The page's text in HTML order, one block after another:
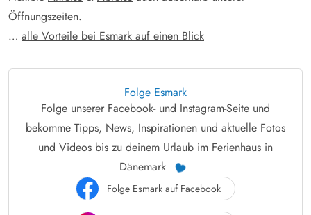
Öffnungszeiten.
… alle Vorteile bei Esmark auf einen Blick
Folge Esmark
Folge unserer Facebook- und Instagram-Seite und
bekomme Tipps, News, Inspirationen und aktuelle Fotos
und Videos bis zu deinem Urlaub im Ferienhaus in
Dänemark
Folge Esmark auf Facebook